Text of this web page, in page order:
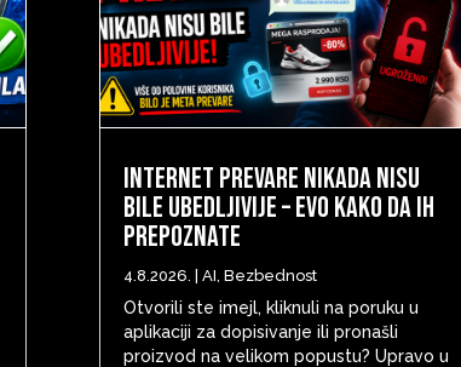
Internet prevare nikada nisu
bile ubedljivije – evo kako da ih
prepoznate
4.8.2026. | AI Bezbednost
Otvorili ste imejl, kliknuli na poruku u
aplikaciji za dopisivanje ili pronašli
proizvod na velikom popustu? Upravo u